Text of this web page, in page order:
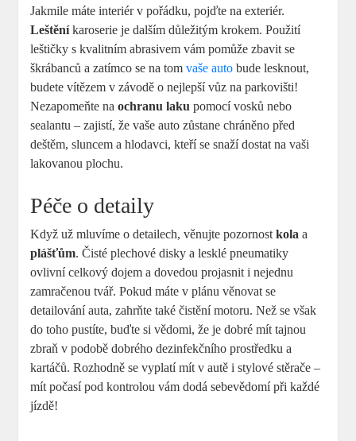
Jakmile máte interiér v pořádku, pojďte na exteriér.
Leštěníkaroserie je dalším důležitým krokem. Použití
leštičky s ‍kvalitním abrasivem vám pomůže zbavit‍ se
škrábanců a zatímco‌ se na tomvaše auto ⁣ bude lesknout,
budete ‍vítězem‍ v závodě o nejlepší vůz na ​parkovišti!
Nezapomeňte naochranu‍ laku pomocí ⁢vosků‌ nebo
sealantu – zajistí, že vaše⁣ auto zůstane chráněno před
deštěm,⁢ sluncem a hlodavci, ​kteří⁢ se snaží dostat na vaši⁣
lakovanou ‍plochu.
Péče o ‌detaily
Když⁤ už mluvíme ⁣o detailech, ‌věnujte pozornostkola a
plášťům. Čisté plechové disky a lesklé ⁣pneumatiky
ovlivní celkový dojem a dovedou projasnit i ⁤nejednu
zamračenou⁤ tvář. Pokud máte v ⁣plánu věnovat se
detailování auta,‌ zahrňte také čistění ⁤motoru. Než se však
do ‍toho ‍pustíte, buďte si vědomi, že je dobré ‍mít tajnou
zbraň⁢ v podobě dobrého dezinfekčního⁣ prostředku a
⁤kartáčů. Rozhodně se​ vyplatí mít v autě i stylové stěrače –
mít počasí pod kontrolou⁢ vám dodá sebevědomí při každé
⁢jízdě!